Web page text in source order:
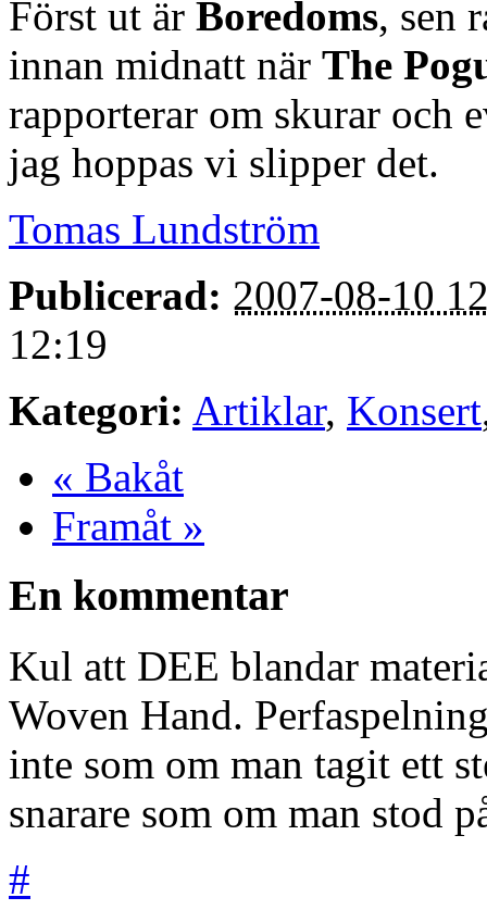
Först ut är Boredoms, sen
innan midnatt när The
rapporterar om skurar och
jag hoppas vi slipper det.
Tomas Lundström
Publicerad: 2007-08-10
12:19
Kategori: Artiklar, Konsert
« Bakåt
Framåt »
En kommentar
Kul att DEE blandar
Woven Hand.
inte som om man tagit ett
snarare som om man stod
#